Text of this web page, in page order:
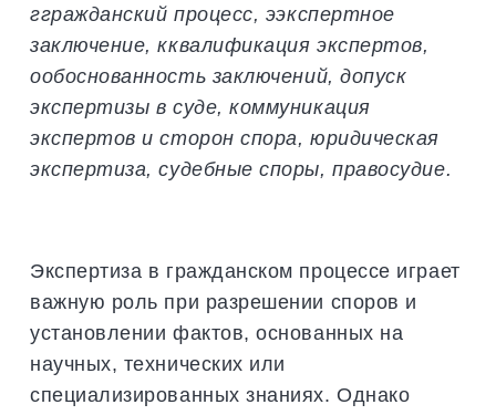
ггражданский процесс, ээкспертное
заключение, кквалификация экспертов,
ообоснованность заключений, допуск
экспертизы в суде, коммуникация
экспертов и сторон спора, юридическая
экспертиза, судебные споры, правосудие.
Экспертиза в гражданском процессе играет
важную роль при разрешении споров и
установлении фактов, основанных на
научных, технических или
специализированных знаниях. Однако